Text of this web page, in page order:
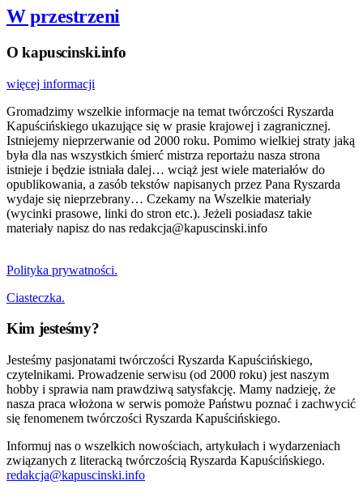
W przestrzeni
O kapuscinski.info
więcej informacji
Gromadzimy wszelkie informacje na temat twórczości Ryszarda
Kapuścińskiego ukazujące się w prasie krajowej i zagranicznej.
Istniejemy nieprzerwanie od 2000 roku. Pomimo wielkiej straty jaką
była dla nas wszystkich śmierć mistrza reportażu nasza strona
istnieje i będzie istniała dalej… wciąż jest wiele materiałów do
opublikowania, a zasób tekstów napisanych przez Pana Ryszarda
wydaje się nieprzebrany… Czekamy na Wszelkie materiały
(wycinki prasowe, linki do stron etc.). Jeżeli posiadasz takie
materiały napisz do nas redakcja@kapuscinski.info
Polityka prywatności.
Ciasteczka.
Kim jesteśmy?
Jesteśmy pasjonatami twórczości Ryszarda Kapuścińskiego,
czytelnikami. Prowadzenie serwisu (od 2000 roku) jest naszym
hobby i sprawia nam prawdziwą satysfakcję. Mamy nadzieję, że
nasza praca włożona w serwis pomoże Państwu poznać i zachwycić
się fenomenem twórczości Ryszarda Kapuścińskiego.
Informuj nas o wszelkich nowościach, artykułach i wydarzeniach
związanych z literacką twórczością Ryszarda Kapuścińskiego.
redakcja@kapuscinski.info